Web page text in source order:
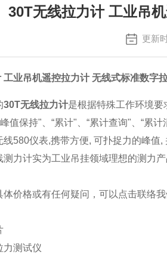
30T无线拉力计 工业吊
更新
工业吊机遥控拉力计 无线式标准数字
30T无线拉力计是根据特殊工作环境要
值保持"、“累计"、“累计查询"、“累
线580仪表,携带方便, 可扑捉力的峰
力计实为工业吊挂领域理想的测力产
体价格或有任何疑问，可以点击联络我